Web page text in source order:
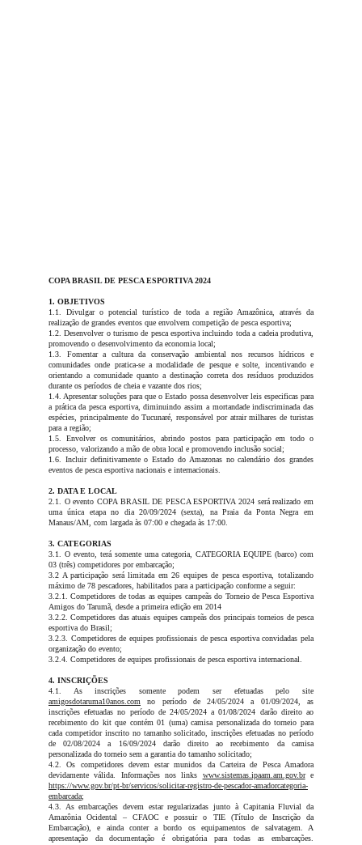
COPA BRASIL DE PESCA ESPORTIVA 2024
1. OBJETIVOS
1.1. Divulgar o potencial turístico de toda a região Amazônica, através da
realização de grandes eventos que envolvem competição de pesca esportiva;
1.2. Desenvolver o turismo de pesca esportiva incluindo toda a cadeia produtiva,
promovendo o desenvolvimento da economia local;
1.3. Fomentar a cultura da conservação ambiental nos recursos hídricos e
comunidades onde pratica-se a modalidade de pesque e solte, incentivando e
orientando a comunidade quanto a destinação correta dos resíduos produzidos
durante os períodos de cheia e vazante dos rios;
1.4. Apresentar soluções para que o Estado possa desenvolver leis especificas para
a prática da pesca esportiva, diminuindo assim a mortandade indiscriminada das
espécies, principalmente do Tucunaré, responsável por atrair milhares de turistas
para a região;
1.5. Envolver os comunitários, abrindo postos para participação em todo o
processo, valorizando a mão de obra local e promovendo inclusão social;
1.6. Incluir definitivamente o Estado do Amazonas no calendário dos grandes
eventos de pesca esportiva nacionais e internacionais.
2. DATA E LOCAL
2.1. O evento COPA BRASIL DE PESCA ESPORTIVA 2024 será realizado em
uma única etapa no dia 20/09/2024 (sexta), na Praia da Ponta Negra em
Manaus/AM, com largada às 07:00 e chegada às 17:00.
3. CATEGORIAS
3.1. O evento, terá somente uma categoria, CATEGORIA EQUIPE (barco) com
03 (três) competidores por embarcação;
3.2 A participação será limitada em 26 equipes de pesca esportiva, totalizando
máximo de 78 pescadores, habilitados para a participação conforme a seguir:
3.2.1. Competidores de todas as equipes campeãs do Torneio de Pesca Esportiva
Amigos do Tarumã, desde a primeira edição em 2014
3.2.2. Competidores das atuais equipes campeãs dos principais torneios de pesca
esportiva do Brasil;
3.2.3. Competidores de equipes profissionais de pesca esportiva convidadas pela
organização do evento;
3.2.4. Competidores de equipes profissionais de pesca esportiva internacional.
4. INSCRIÇÕES
4.1. As inscrições somente podem ser efetuadas pelo site
amigosdotaruma10anos.com no período de 24/05/2024 a 01/09/2024, as
inscrições efetuadas no período de 24/05/2024 a 01/08/2024 darão direito ao
recebimento do kit que contém 01 (uma) camisa personalizada do torneio para
cada competidor inscrito no tamanho solicitado, inscrições efetuadas no período
de 02/08/2024 a 16/09/2024 darão direito ao recebimento da camisa
personalizada do torneio sem a garantia do tamanho solicitado;
4.2. Os competidores devem estar munidos da Carteira de Pesca Amadora
devidamente válida. Informações nos links www.sistemas.ipaam.am.gov.bre
https://www.gov.br/pt-br/servicos/solicitar-registro-de-pescador-amadorcategoria-
embarcada;
4.3. As embarcações devem estar regularizadas junto à Capitania Fluvial da
Amazônia Ocidental – CFAOC e possuir o TIE (Título de Inscrição da
Embarcação), e ainda conter a bordo os equipamentos de salvatagem. A
apresentação da documentação é obrigatória para todas as embarcações.